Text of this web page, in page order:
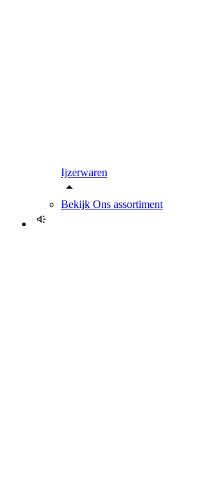
Ijzerwaren
Bekijk Ons assortiment